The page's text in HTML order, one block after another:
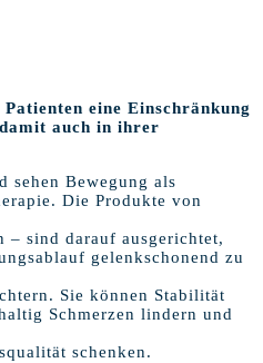
eine Einschränkung
auch in ihrer
sehen Bewegung als
Die Produkte von
– sind darauf ausgerichtet,
gelenkschonend zu
Sie können Stabilität
Schmerzen lindern und
schenken.